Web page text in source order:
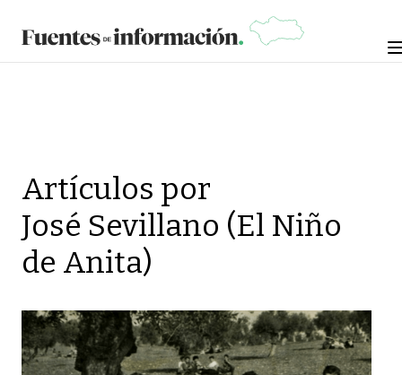
Artículos por
José Sevillano (El Niño
de Anita)